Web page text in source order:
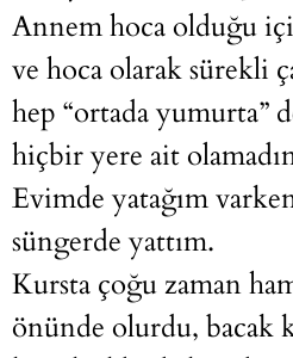
Annem hoca olduğu
ve hoca olarak sürekli
hep “ortada yumurta”
hiçbir yere ait
Evimde yatağım
süngerde yattım.
Kursta çoğu zaman
önünde olurdu, bacak